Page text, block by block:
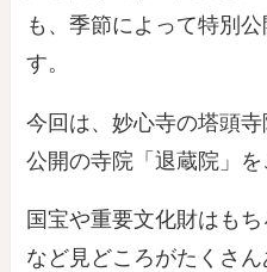
も、季節によって特別
す。
今回は、妙心寺の塔頭
公開の寺院「退蔵院」を
国宝や重要文化財はも
など見どころがたくさん